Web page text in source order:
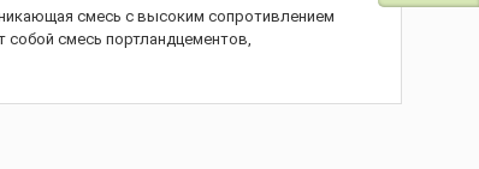
смесь с высоким сопротивлением
смесь портландцементов,